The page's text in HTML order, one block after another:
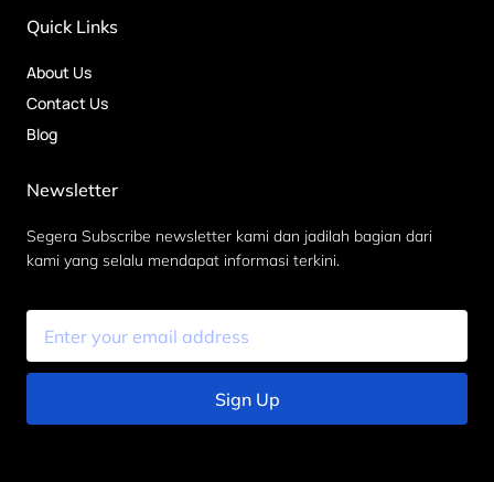
Quick Links
About Us
Contact Us
Blog
Newsletter
Segera Subscribe newsletter kami dan jadilah bagian dari
kami yang selalu mendapat informasi terkini.
Sign Up